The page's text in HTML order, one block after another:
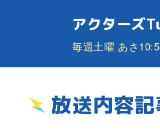
アクターズ
毎週土曜 あさ
放送内容